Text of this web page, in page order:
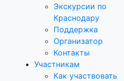
Экскурсии по
Краснодару
Поддержка
Организатор
Контакты
Участникам
Как участвовать